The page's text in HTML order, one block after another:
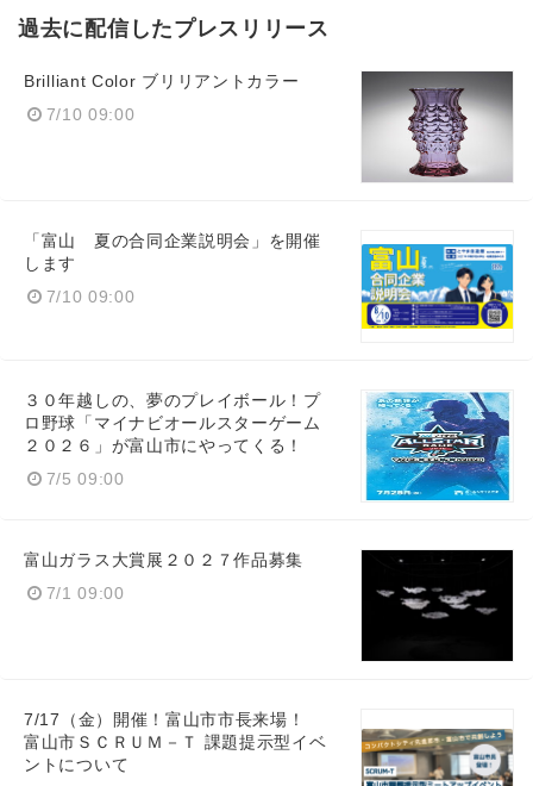
過去に配信したプレスリリース
Brilliant Color ブリリアントカラー
7/10 09:00
「富山 夏の合同企業説明会」を開催
します
7/10 09:00
３０年越しの、夢のプレイボール！プ
ロ野球「マイナビオールスターゲーム
２０２６」が富山市にやってくる！
7/5 09:00
富山ガラス大賞展２０２７作品募集
7/1 09:00
7/17（金）開催！富山市市長来場！
富山市ＳＣＲＵＭ－Ｔ 課題提示型イベ
ントについて